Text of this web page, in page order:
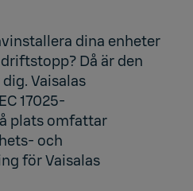
dina enheter
Då är den
Vaisalas
17025-
plats omfattar
och
för Vaisalas